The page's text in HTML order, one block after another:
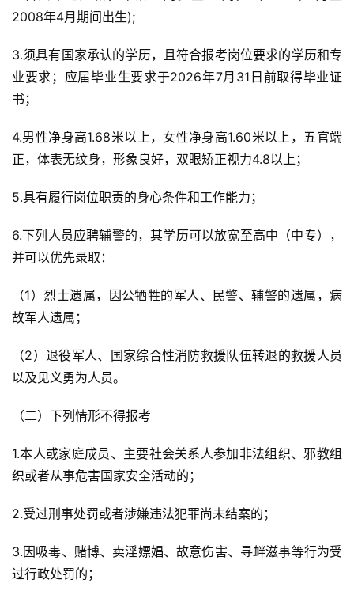
2008年4月期间出生);
3.须具有国家承认的学历，且符合报考岗位要求的学历和专
业要求；应届毕业生要求于2026年7月31日前取得毕业证
书；
4.男性净身高1.68米以上，女性净身高1.60米以上，五官端
正，体表无纹身，形象良好，双眼矫正视力4.8以上；
5.具有履行岗位职责的身心条件和工作能力；
6.下列人员应聘辅警的，其学历可以放宽至高中（中专），
并可以优先录取：
（1）烈士遗属，因公牺牲的军人、民警、辅警的遗属，病
故军人遗属；
（2）退役军人、国家综合性消防救援队伍转退的救援人员
以及见义勇为人员。
（二）下列情形不得报考
1.本人或家庭成员、主要社会关系人参加非法组织、邪教组
织或者从事危害国家安全活动的；
2.受过刑事处罚或者涉嫌违法犯罪尚未结案的；
3.因吸毒、赌博、卖淫嫖娼、故意伤害、寻衅滋事等行为受
过行政处罚的；